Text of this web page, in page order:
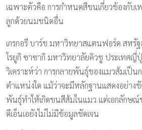
เฉพาะตัวคือ การกำหนดสีขนเกี่ยวข้องกับเ
ลูกด้วยนมชนิดอื่น
เกรกอรี บาร์ช มหาวิทยาสแตนฟอร์ด สหรั
โรยูกิ ซาซากิ มหาวิทยาลัยคิวชู ประเทศญี่
วิเคราะห์ว่า การกลายพันธุ์ของแมวส้มเป็
ตำแหน่งใด แม้ว่าจะมีหลักฐานแสดงอย่างชั
พันธุ์ทำให้เกิดขนสีส้มในแมว แต่เอกลักษณ์
ดีเอ็นเอยังไม่ไม่มีข้อมูลชัดเจน